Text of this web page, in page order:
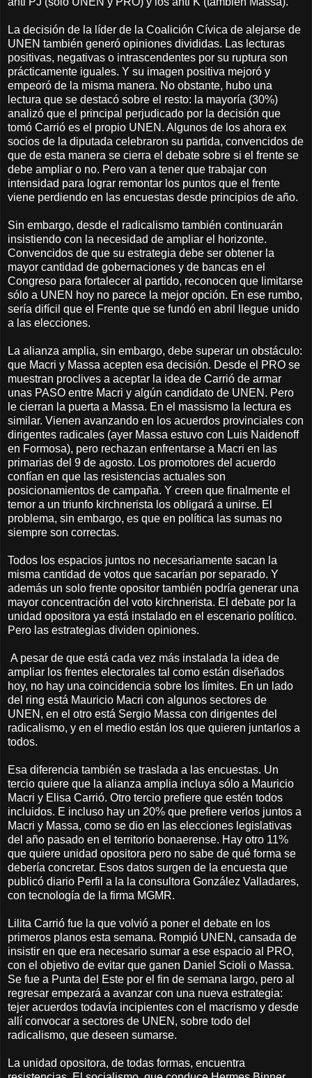
La decisión de la líder de la Coalición Cívica de alejarse de
UNEN también generó opiniones divididas. Las lecturas
positivas, negativas o intrascendentes por su ruptura son
prácticamente iguales. Y su imagen positiva mejoró y
empeoró de la misma manera. No obstante, hubo una
lectura que se destacó sobre el resto: la mayoría (30%)
analizó que el principal perjudicado por la decisión que
tomó Carrió es el propio UNEN. Algunos de los ahora ex
socios de la diputada celebraron su partida, convencidos de
que de esta manera se cierra el debate sobre si el frente se
debe ampliar o no. Pero van a tener que trabajar con
intensidad para lograr remontar los puntos que el frente
viene perdiendo en las encuestas desde principios de año.
Sin embargo, desde el radicalismo también continuarán
insistiendo con la necesidad de ampliar el horizonte.
Convencidos de que su estrategia debe ser obtener la
mayor cantidad de gobernaciones y de bancas en el
Congreso para fortalecer al partido, reconocen que limitarse
sólo a UNEN hoy no parece la mejor opción. En ese rumbo,
sería difícil que el Frente que se fundó en abril llegue unido
a las elecciones.
La alianza amplia, sin embargo, debe superar un obstáculo:
que Macri y Massa acepten esa decisión. Desde el PRO se
muestran proclives a aceptar la idea de Carrió de armar
unas PASO entre Macri y algún candidato de UNEN. Pero
le cierran la puerta a Massa. En el massismo la lectura es
similar. Vienen avanzando en los acuerdos provinciales con
dirigentes radicales (ayer Massa estuvo con Luis Naidenoff
en Formosa), pero rechazan enfrentarse a Macri en las
primarias del 9 de agosto. Los promotores del acuerdo
confían en que las resistencias actuales son
posicionamientos de campaña. Y creen que finalmente el
temor a un triunfo kirchnerista los obligará a unirse. El
problema, sin embargo, es que en política las sumas no
siempre son correctas.
Todos los espacios juntos no necesariamente sacan la
misma cantidad de votos que sacarían por separado. Y
además un solo frente opositor también podría generar una
mayor concentración del voto kirchnerista. El debate por la
unidad opositora ya está instalado en el escenario político.
Pero las estrategias dividen opiniones.
A pesar de que está cada vez más instalada la idea de
ampliar los frentes electorales tal como están diseñados
hoy, no hay una coincidencia sobre los límites. En un lado
del ring está Mauricio Macri con algunos sectores de
UNEN, en el otro está Sergio Massa con dirigentes del
radicalismo, y en el medio están los que quieren juntarlos a
todos.
Esa diferencia también se traslada a las encuestas. Un
tercio quiere que la alianza amplia incluya sólo a Mauricio
Macri y Elisa Carrió. Otro tercio prefiere que estén todos
incluidos. E incluso hay un 20% que prefiere verlos juntos a
Macri y Massa, como se dio en las elecciones legislativas
del año pasado en el territorio bonaerense. Hay otro 11%
que quiere unidad opositora pero no sabe de qué forma se
debería concretar. Esos datos surgen de la encuesta que
publicó diario Perfil a la la consultora González Valladares,
con tecnología de la firma MGMR.
Lilita Carrió fue la que volvió a poner el debate en los
primeros planos esta semana. Rompió UNEN, cansada de
insistir en que era necesario sumar a ese espacio al PRO,
con el objetivo de evitar que ganen Daniel Scioli o Massa.
Se fue a Punta del Este por el fin de semana largo, pero al
regresar empezará a avanzar con una nueva estrategia:
tejer acuerdos todavía incipientes con el macrismo y desde
allí convocar a sectores de UNEN, sobre todo del
radicalismo, que deseen sumarse.
La unidad opositora, de todas formas, encuentra